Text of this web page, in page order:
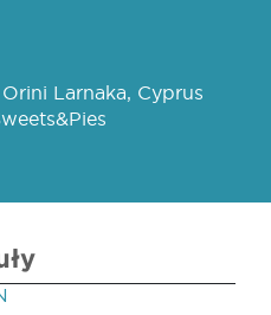
Larnaka, Cyprus